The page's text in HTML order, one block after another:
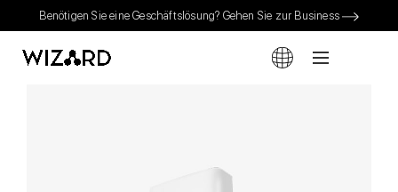
Benötigen Sie eine Geschäftslösung? Gehen Sie zur Business